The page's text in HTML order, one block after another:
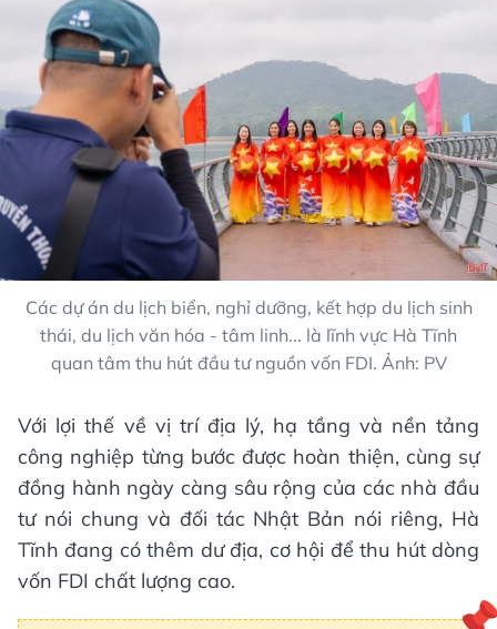
Các dự án du lịch biển, nghỉ dưỡng, kết hợp du lịch sinh
thái, du lịch văn hóa - tâm linh... là lĩnh vực Hà Tĩnh
quan tâm thu hút đầu tư nguồn vốn FDI. Ảnh: PV
Với lợi thế về vị trí địa lý, hạ tầng và nền tảng
công nghiệp từng bước được hoàn thiện, cùng sự
đồng hành ngày càng sâu rộng của các nhà đầu
tư nói chung và đối tác Nhật Bản nói riêng, Hà
Tĩnh đang có thêm dư địa, cơ hội để thu hút dòng
vốn FDI chất lượng cao.